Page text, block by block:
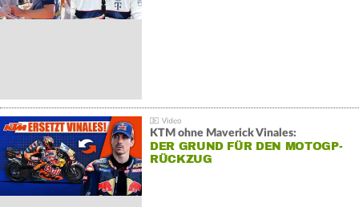
KTM ohne Maverick Vinales:
DER GRUND FÜR DEN MOTOGP-
RÜCKZUG